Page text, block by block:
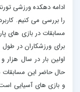
ادامه دهکده ورزشی
را بررسی می کنیم.
مسابقات در بازی های
برای ورزشکاران در
اولین بار در سال
حال حاضر این
و بازی های آسیایی